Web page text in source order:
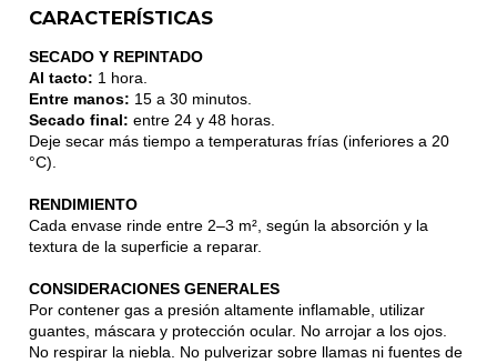
CARACTERÍSTICAS
SECADO Y REPINTADO
Al tacto: 1 hora.
Entre manos: 15 a 30 minutos.
Secado final: entre 24 y 48 horas.
Deje secar más tiempo a temperaturas frías (inferiores a 20
°C).
RENDIMIENTO
Cada envase rinde entre 2–3 m², según la absorción y la
textura de la superficie a reparar.
CONSIDERACIONES GENERALES
Por contener gas a presión altamente inflamable, utilizar
guantes, máscara y protección ocular. No arrojar a los ojos.
No respirar la niebla. No pulverizar sobre llamas ni fuentes de